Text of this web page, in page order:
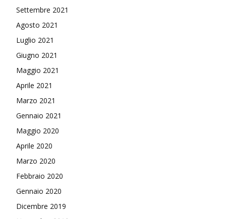
Settembre 2021
Agosto 2021
Luglio 2021
Giugno 2021
Maggio 2021
Aprile 2021
Marzo 2021
Gennaio 2021
Maggio 2020
Aprile 2020
Marzo 2020
Febbraio 2020
Gennaio 2020
Dicembre 2019